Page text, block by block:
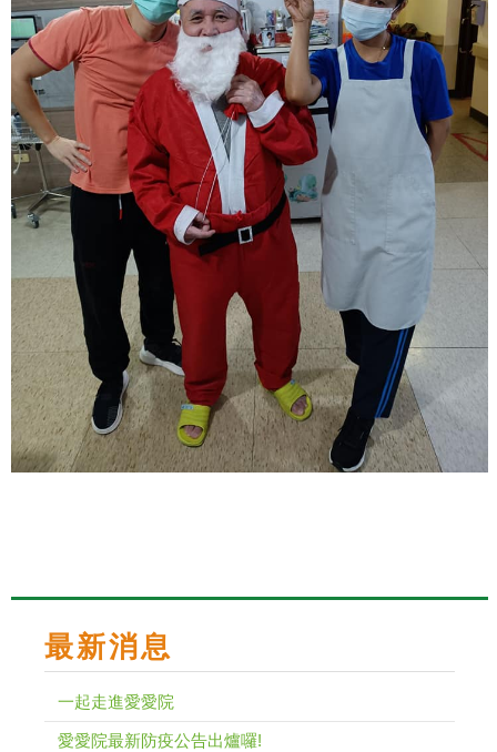
最新消息
一起走進愛愛院
愛愛院最新防疫公告出爐囉!